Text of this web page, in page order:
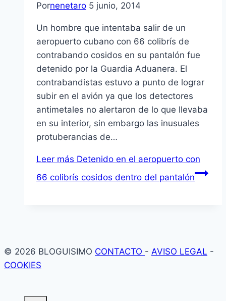
Pornenetaro 5 junio, 2014
Un hombre que intentaba salir de un
aeropuerto cubano con 66 colibrís de
contrabando cosidos en su pantalón fue
detenido por la Guardia Aduanera. El
contrabandistas estuvo a punto de lograr
subir en el avión ya que los detectores
antimetales no alertaron de lo que llevaba
en su interior, sin embargo las inusuales
protuberancias de…
Leer más Detenido en el aeropuerto con
66 colibrís cosidos dentro del pantalón
© 2026 BLOGUISIMO CONTACTO - AVISO LEGAL -
COOKIES